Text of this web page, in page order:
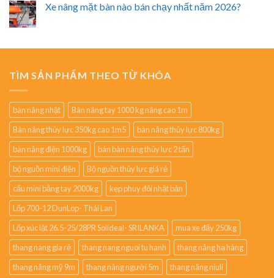
Xe nâng mặt bàn nào bán chạy nhất năm 2026?
TÌM SẢN PHẨM THEO TỪ KHÓA
bàn nâng nhật
Bàn nâng tay 1000 kg nâng cao 1m
Bàn nâng thủy lực 350kg cao 1m5
bàn nâng thủy lực 800kg
bàn nâng điện 1000kg
bán bàn nâng thủy lực 2 tấn
bộ nguồn mini điện
Bộ nguồn thủy lực giá rẻ
cẩu mini bằng tay 2000kg
kẹp phuy đôi nhật bản
Lốp 700-12 DunLop- Thái Lan
Lốp xúc lật 26.5-25/28PR Solideal- SRILANKA
mua xe đẩy 250kg
thang nang gia rẻ
thang nang nguoi tu hanh
thang nâng hạ hàng
thang nâng mỹ 9m
thang nâng người 5m
thang nâng niuli